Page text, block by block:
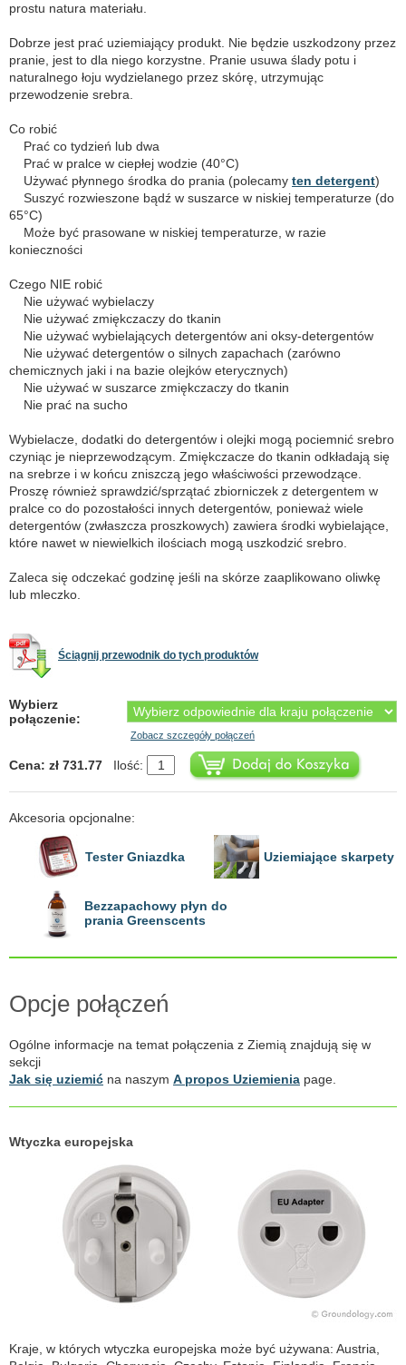
prostu natura materiału.
Dobrze jest prać uziemiający produkt. Nie będzie uszkodzony przez
pranie, jest to dla niego korzystne. Pranie usuwa ślady potu i
naturalnego łoju wydzielanego przez skórę, utrzymując
przewodzenie srebra.
Co robić
Prać co tydzień lub dwa
Prać w pralce w ciepłej wodzie (40°C)
Używać płynnego środka do prania (polecamy ten detergent)
Suszyć rozwieszone bądź w suszarce w niskiej temperaturze (do
65°C)
Może być prasowane w niskiej temperaturze, w razie
konieczności
Czego NIE robić
Nie używać wybielaczy
Nie używać zmiękczaczy do tkanin
Nie używać wybielających detergentów ani oksy-detergentów
Nie używać detergentów o silnych zapachach (zarówno
chemicznych jaki i na bazie olejków eterycznych)
Nie używać w suszarce zmiękczaczy do tkanin
Nie prać na sucho
Wybielacze, dodatki do detergentów i olejki mogą pociemnić srebro
czyniąc je nieprzewodzącym. Zmiękczacze do tkanin odkładają się
na srebrze i w końcu zniszczą jego właściwości przewodzące.
Proszę również sprawdzić/sprzątać zbiorniczek z detergentem w
pralce co do pozostałości innych detergentów, ponieważ wiele
detergentów (zwłaszcza proszkowych) zawiera środki wybielające,
które nawet w niewielkich ilościach mogą uszkodzić srebro.
Zaleca się odczekać godzinę jeśli na skórze zaaplikowano oliwkę
lub mleczko.
Ściągnij przewodnik do tych produktów
Wybierz
połączenie:
Zobacz szczegóły połączeń
Cena: zł 731.77 Ilość:
Akcesoria opcjonalne:
Tester Gniazdka Uziemiające skarpety
Bezzapachowy płyn do
prania Greenscents
Opcje połączeń
Ogólne informacje na temat połączenia z Ziemią znajdują się w
sekcji
Jak się uziemić na naszym A propos Uziemienia page.
Wtyczka europejska
Kraje, w których wtyczka europejska może być używana: Austria,